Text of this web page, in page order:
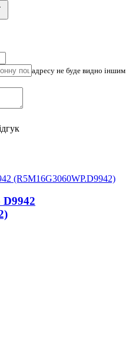
адресу не буде видно іншим